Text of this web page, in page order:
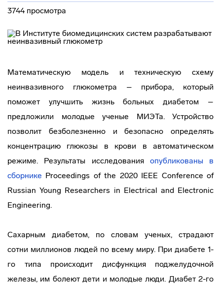
3744 просмотра
Математическую модель и техническую схему
неинвазивного глюкометра – прибора, который
поможет улучшить жизнь больных диабетом –
предложили молодые ученые МИЭТа. Устройство
позволит безболезненно и безопасно определять
концентрацию глюкозы в крови в автоматическом
режиме. Результаты исследования опубликованы в
сборнике Proceedings of the 2020 IEEE Conference of
Russian Young Researchers in Electrical and Electronic
Engineering.
Сахарным диабетом, по словам ученых, страдают
сотни миллионов людей по всему миру. При диабете 1-
го типа происходит дисфункция поджелудочной
железы, им болеют дети и молодые люди. Диабет 2-го